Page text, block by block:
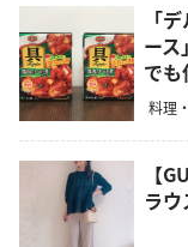
「
ー
でも
料理
【
ラ